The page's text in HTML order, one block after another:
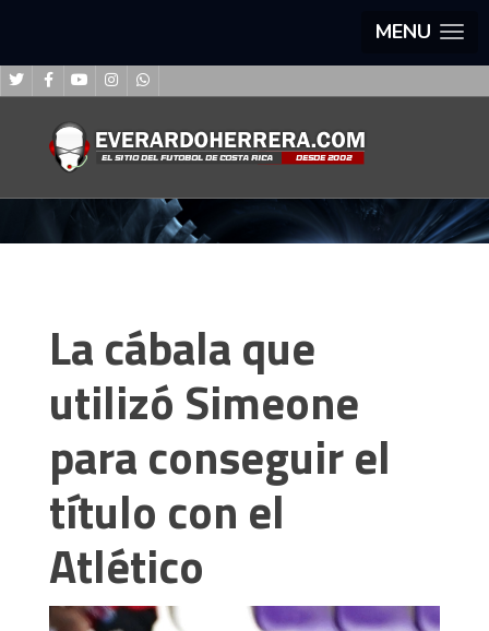
MENU
La cábala que
utilizó Simeone
para conseguir el
título con el
Atlético